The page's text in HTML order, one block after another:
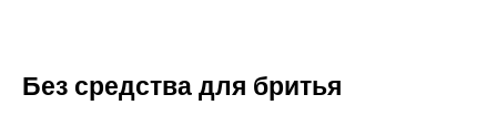
Без средства для бритья